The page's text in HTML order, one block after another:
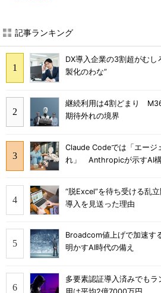
記事ランキング
DX導入企業の3割超がむ
製化のわな”
継続利用は4割どまり
期待外れの境界
Claude Codeでは「エージ
れ」 Anthropicが示すAI
“脱Excel”を待ち受ける乱
導入を見送った理由
Broadcom値上げで加速
明かすAI時代の備え
多要素認証導入済みでも